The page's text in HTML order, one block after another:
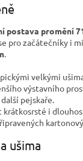
postava promění
pro začátečníky i
.
velkými
výstavního
pejskaře.
krátkosrsté i
ušima